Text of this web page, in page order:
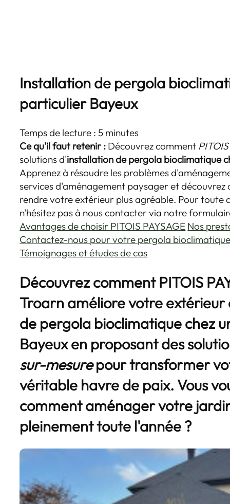
Installation de pergola
particulier Bayeux
Temps de lecture : 5 minutes
Ce qu'il faut retenir : Découvrez comment
solutions d'installation de pergola bioclimatique
Apprenez à résoudre les problèmes
services d'aménagement paysager et découvrez
rendre votre extérieur plus agréable. Pour toute
n'hésitez pas à nous contacter via notre
Avantages de choisir PITOIS PAYSAGE Nos
Contactez-nous pour votre pergola
Témoignages et études de cas
Découvrez comment PITOIS
Troarn améliore votre
de pergola bioclimatique chez
Bayeux en proposant des
sur-mesurepour transformer
véritable havre de paix. Vous
comment aménager votre
pleinement toute l'année ?